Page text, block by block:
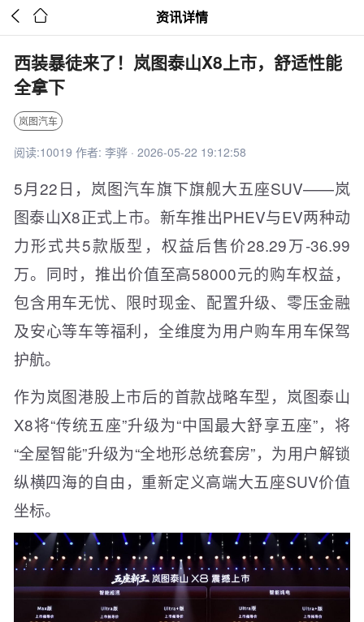
  资讯详情
西装暴徒来了！岚图泰山X8上市，舒适性能
全拿下
岚图汽车
阅读:10019 作者: 李骅 · 2026-05-22 19:12:58
5月22日，岚图汽车旗下旗舰大五座SUV——岚
图泰山X8正式上市。新车推出PHEV与EV两种动
力形式共5款版型，权益后售价28.29万-36.99
万。同时，推出价值至高58000元的购车权益，
包含用车无忧、限时现金、配置升级、零压金融
及安心等车等福利，全维度为用户购车用车保驾
护航。
作为岚图港股上市后的首款战略车型，岚图泰山
X8将“传统五座”升级为“中国最大舒享五座”，将
“全屋智能”升级为“全地形总统套房”，为用户解锁
纵横四海的自由，重新定义高端大五座SUV价值
坐标。